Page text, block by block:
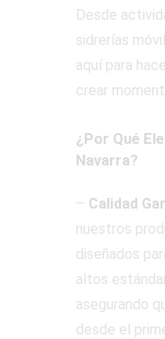
Desde
sidrerías
aquí para
crear
¿Por Qué
Navarra?
– Calidad
nuestros
diseñados
altos
asegurando
desde el